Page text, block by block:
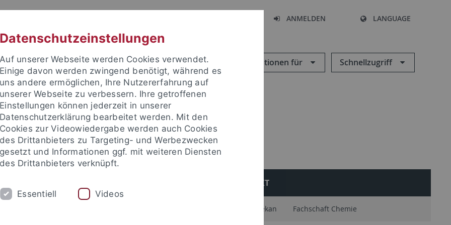
ANMELDEN LANGUAGE
Informationen für Schnellzugriff
KONTAKT
Studiendekan Fachschaft Chemie
Datenschutzeinstellungen
Auf unserer Webseite werden Cookies verwendet.
Einige davon werden zwingend benötigt, während es
uns andere ermöglichen, Ihre Nutzererfahrung auf
unserer Webseite zu verbessern. Ihre getroffenen
Einstellungen können jederzeit in unserer
Datenschutzerklärung bearbeitet werden. Mit den
Cookies zur Videowiedergabe werden auch Cookies
des Drittanbieters zu Targeting- und Werbezwecken
gesetzt und Informationen ggf. mit weiteren Diensten
des Drittanbieters verknüpft.
Essentiell Videos